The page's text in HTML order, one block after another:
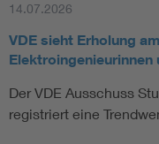
14.07.2026
VDE sieht Erholung
Elektroingenieurinnen
Der VDE Ausschuss
registriert eine